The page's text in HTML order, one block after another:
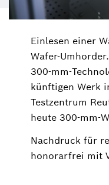
Einlesen einer
Wafer-
300-mm-
künftigen Werk
Testzentrum
heute 300-mm-
Nachdruck für
honorarfrei mit